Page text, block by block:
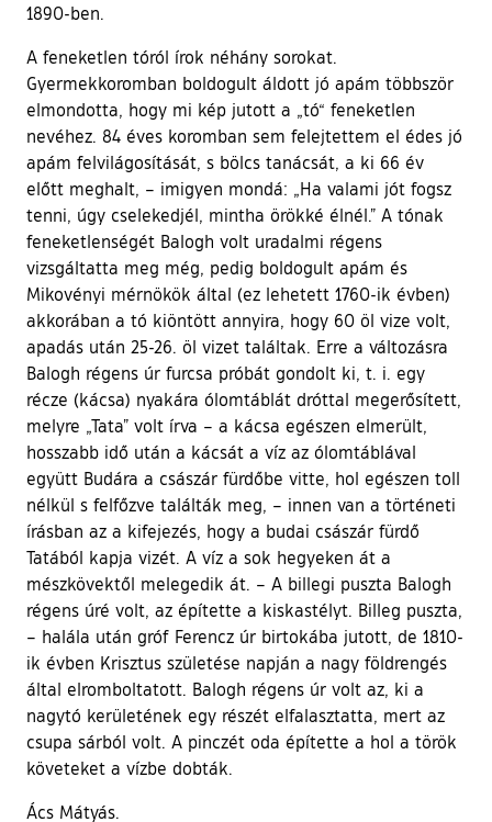
1890-ben.
A feneketlen tóról írok néhány sorokat.
Gyermekkoromban boldogult áldott jó apám többször
elmondotta, hogy mi kép jutott a „tó“ feneketlen
nevéhez. 84 éves koromban sem felejtettem el édes jó
apám felvilágosítását, s bölcs tanácsát, a ki 66 év
előtt meghalt, – imigyen mondá: „Ha valami jót fogsz
tenni, úgy cselekedjél, mintha örökké élnél.” A tónak
feneketlenségét Balogh volt uradalmi régens
vizsgáltatta meg még, pedig boldogult apám és
Mikovényi mérnökök által (ez lehetett 1760-ik évben)
akkorában a tó kiöntött annyira, hogy 60 öl vize volt,
apadás után 25-26. öl vizet találtak. Erre a változásra
Balogh régens úr furcsa próbát gondolt ki, t. i. egy
récze (kácsa) nyakára ólomtáblát dróttal megerősített,
melyre „Tata” volt írva – a kácsa egészen elmerült,
hosszabb idő után a kácsát a víz az ólomtáblával
együtt Budára a császár fürdőbe vitte, hol egészen toll
nélkül s felfőzve találták meg, – innen van a történeti
írásban az a kifejezés, hogy a budai császár fürdő
Tatából kapja vizét. A víz a sok hegyeken át a
mészkövektől melegedik át. – A billegi puszta Balogh
régens úré volt, az építette a kiskastélyt. Billeg puszta,
– halála után gróf Ferencz úr birtokába jutott, de 1810-
ik évben Krisztus születése napján a nagy földrengés
által elromboltatott. Balogh régens úr volt az, ki a
nagytó kerületének egy részét elfalasztatta, mert az
csupa sárból volt. A pinczét oda építette a hol a török
követeket a vízbe dobták.
Ács Mátyás.